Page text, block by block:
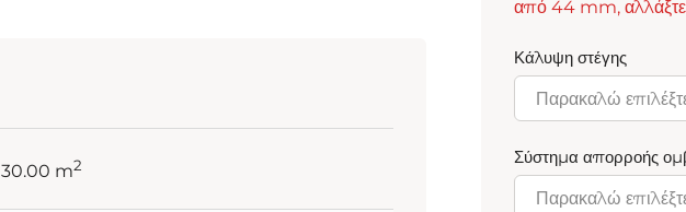
30.00 m2
από 44 mm, αλλάξτε
Κάλυψη στέγης
Σύστημα απορροής